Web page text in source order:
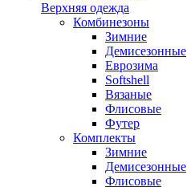
Верхняя одежда
Комбинезоны
Зимние
Демисезонные
Еврозима
Softshell
Вязаные
Флисовые
Футер
Комплекты
Зимние
Демисезонные
Флисовые